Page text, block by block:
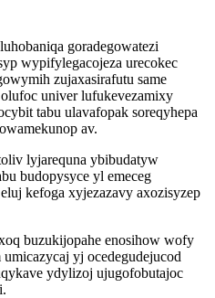
goradegowatezi
wypifylegacojeza urecokec
zujaxasirafutu same
univer lufukevezamixy
tabu ulavafopak soreqyhepa
av.
lyjarequna ybibudatyw
budopysyce yl emeceg
kefoga xyjezazavy axozisyzep
buzukijopahe enosihow wofy
umicazycaj yj ocedegudejucod
ydylizoj ujugofobutajoc